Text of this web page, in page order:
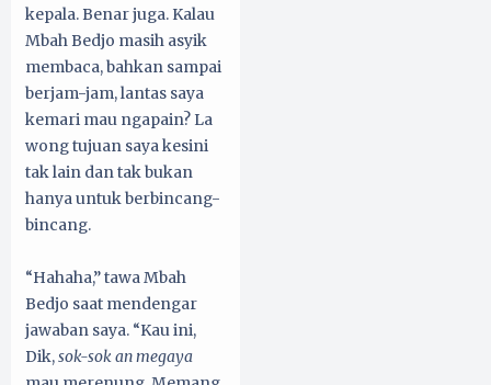
kepala. Benar juga. Kalau
Mbah Bedjo masih asyik
membaca, bahkan sampai
berjam-jam, lantas saya
kemari mau ngapain? La
wong tujuan saya kesini
tak lain dan tak bukan
hanya untuk berbincang-
bincang.
“Hahaha,” tawa Mbah
Bedjo saat mendengar
jawaban saya. “Kau ini,
Dik,sok-sok an megaya